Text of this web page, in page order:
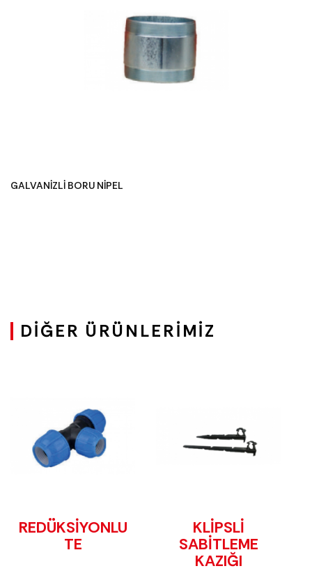
GALVANİZLİ BORU NİPEL
DIĞER ÜRÜNLERIMIZ
REDÜKSİYONLU
TE
KLİPSLİ
SABİTLEME
KAZIĞI